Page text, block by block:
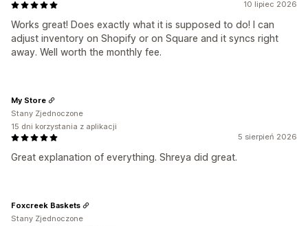
10 lipiec 2026
Works great! Does exactly what it is supposed to do! I can
adjust inventory on Shopify or on Square and it syncs right
away. Well worth the monthly fee.
5 sierpień 2026
Great explanation of everything. Shreya did great.
My Store
Stany Zjednoczone
15 dni korzystania z aplikacji
Foxcreek Baskets
Stany Zjednoczone